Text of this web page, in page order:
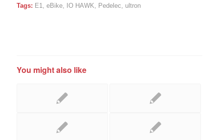
Tags: E1, eBike, IO HAWK, Pedelec, ultron
You might also like